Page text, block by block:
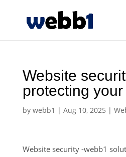
Website
protecting
by webb1 | Aug 10, 2025 |
Website security -webb1